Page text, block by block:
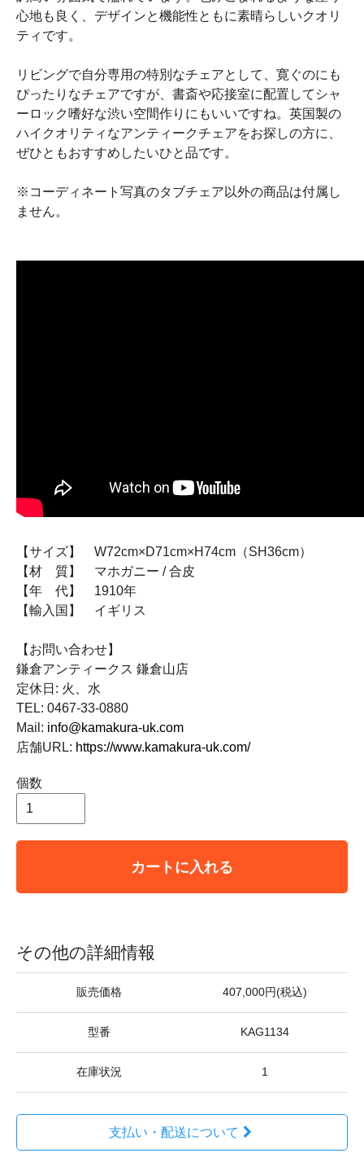
心地も良く、デザインと機能性ともに素晴らしいクオリ
ティです。
リビングで自分専用の特別なチェアとして、寛ぐのにも
ぴったりなチェアですが、書斎や応接室に配置してシャ
ーロック嗜好な渋い空間作りにもいいですね。英国製の
ハイクオリティなアンティークチェアをお探しの方に、
ぜひともおすすめしたいひと品です。
※コーディネート写真のタブチェア以外の商品は付属し
ません。
【サイズ】 W72cm×D71cm×H74cm（SH36cm）
【材 質】 マホガニー / 合皮
【年 代】 1910年
【輸入国】 イギリス
【お問い合わせ】
鎌倉アンティークス 鎌倉山店
定休日: 火、水
TEL: 0467-33-0880
Mail: info@kamakura-uk.com
店舗URL: https://www.kamakura-uk.com/
個数
カートに入れる
その他の詳細情報
販売価格 407,000円(税込)
型番 KAG1134
在庫状況 1
支払い・配送について